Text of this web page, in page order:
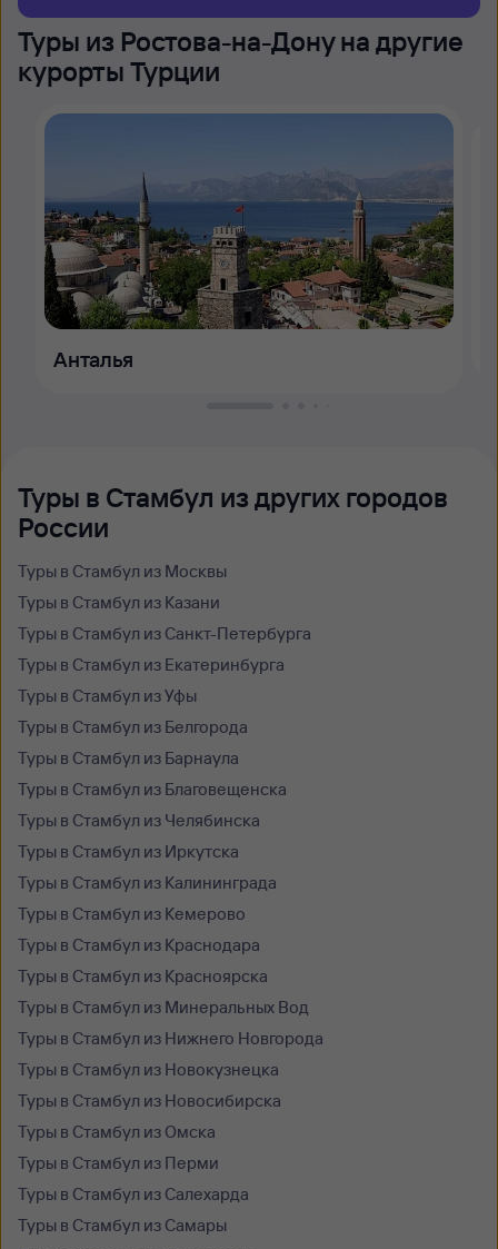
Туры из Ростова-на-Дону на другие
курорты Турции
Анталья
Туры в Стамбул из других городов
России
Туры в Стамбул из Москвы
Туры в Стамбул из Казани
Туры в Стамбул из Санкт-Петербурга
Туры в Стамбул из Екатеринбурга
Туры в Стамбул из Уфы
Туры в Стамбул из Белгорода
Туры в Стамбул из Барнаула
Туры в Стамбул из Благовещенска
Туры в Стамбул из Челябинска
Туры в Стамбул из Иркутска
Туры в Стамбул из Калининграда
Туры в Стамбул из Кемерово
Туры в Стамбул из Краснодара
Туры в Стамбул из Красноярска
Туры в Стамбул из Минеральных Вод
Туры в Стамбул из Нижнего Новгорода
Туры в Стамбул из Новокузнецка
Туры в Стамбул из Новосибирска
Туры в Стамбул из Омска
Туры в Стамбул из Перми
Туры в Стамбул из Салехарда
Туры в Стамбул из Самары